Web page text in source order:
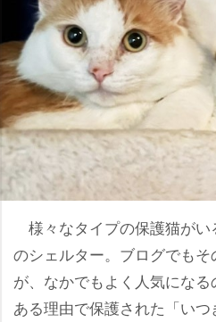
様々なタイプの保護猫がい
のシェルター。ブログでも
が、なかでもよく人気にな
ある理由で保護された「い